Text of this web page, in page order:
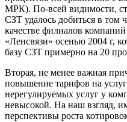
МРК). По-всей видимости,
СЗТ удалось добиться в том
качестве филиалов
«Ленсвязи» осенью 2004 г,
базу СЗТ примерно на 20
Вторая, не менее важная
повышение тарифов на
нерегулируемых услуг у
невысокой. На наш взгляд,
перспективы роста